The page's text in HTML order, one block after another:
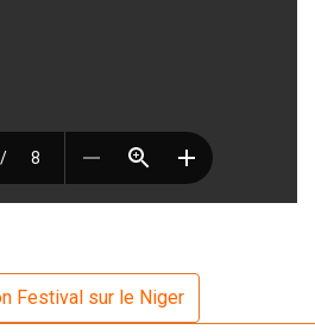
Festival sur le Niger